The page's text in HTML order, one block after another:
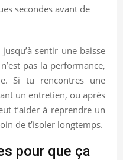
secondes avant de
sentir une baisse
pas la performance,
Si tu rencontres une
un entretien, ou après
t’aider à reprendre un
de t’isoler longtemps.
pour que ça